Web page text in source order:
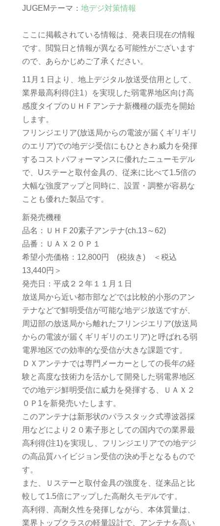
JUGEMテーマ： 地デジ対策情報
ここに掲載されている情報は、発表日現在の情報
です。閲覧日と情報が異なる可能性がございます
ので、あらかじめご了承ください。
11月１日より、地上デジタル放送受信用として、
業界最高利得(注1）を実現した弱電界地区向け高
感度タイプのＵＨＦアンテナ新機種の販売を開始
します。
フリンジエリア(放送局からの電波が届くギリギリ
のエリア)での地デジ受信にもひときわ威力を発揮
するコストパフォーマンスに優れたニューモデル
で、Uステーと取付金具の、従来に比べて1.5倍の
大幅な強度アップと同時に、設置・調整が容易な
ことも優れた製品です。
新発売機種
品名：ＵＨＦ20素子アンテナ(ch.13～62)
品番：ＵＡＸ２０Ｐ１
希望小売価格：12,800円 (税抜き) ＜税込
13,440円＞
発売日：平成２２年１１月１日
放送局から近い都市部などでは比較的小形のアン
テナなどで鮮明受信が可能な地デジ放送ですが、
周辺部の放送局から離れたフリンジエリア(放送局
からの電波が届くギリギリのエリア)と呼ばれる弱
電界地区での効率的な受信が大きな課題です。
ＤＸアンテナでは専門メーカーとしての長年の経
験と高度な技術力を活かして開発した弱電界地区
での地デジ鮮明受信に威力を発揮する、ＵＡＸ２
０Ｐ1を新発売いたします。
このアンテナは新形状のパラスタック式導波器採
用などにより２０素子形としての国内での業界最
高利得(注1)を実現し、フリンジエリアでの地デジ
の高品質ハイビジョン受信の決め手となるもので
す。
また、Ｕステーと取付金具の強度を、従来品と比
較して1.5倍にアップした高耐久モデルです。
高利得、高耐久性を発揮しながら、本体質量は、
業界トップクラスの軽量設計で、アンテナを高い